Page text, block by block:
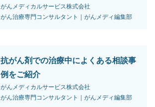
がんメディカルサービス株式会社
がん治療専門コンサルタント｜がんメディ編集部
抗がん剤での治療中によくある相談事
例をご紹介
がんメディカルサービス株式会社
がん治療専門コンサルタント｜がんメディ編集部